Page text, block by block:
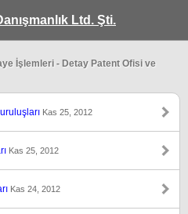
Ltd. Şti.
İşlemleri - Detay Patent Ofisi ve
Kas 25, 2012
Kas 25, 2012
Kas 24, 2012